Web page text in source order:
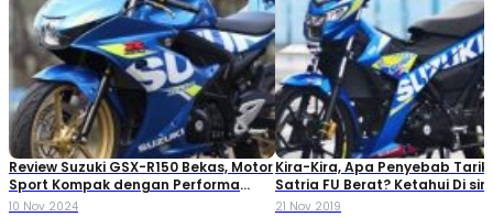
Review Suzuki GSX-R150 Bekas, Motor
Sport Kompak dengan Performa
Tangguh
10 Nov 2024
Kira-Kira, Apa Penyebab
Satria FU Berat? Ketahui Di
21 Nov 2019